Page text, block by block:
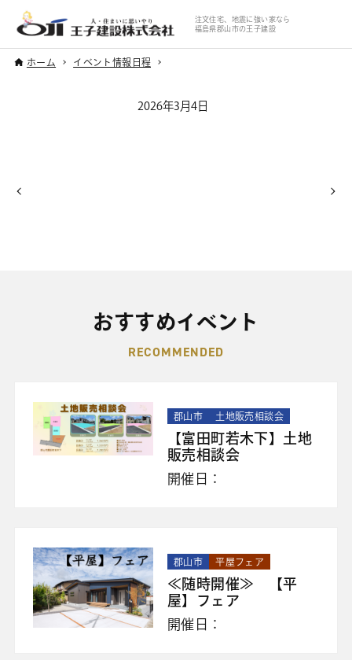
注文住宅、地震に強い家なら
福島県郡山市の王子建設
ホーム イベント情報日程
2026年3月4日
おすすめイベント
RECOMMENDED
郡山市 土地販売相談会
【富田町若木下】土地
販売相談会
開催日：
郡山市 平屋フェア
≪随時開催≫ 【平
屋】フェア
開催日：